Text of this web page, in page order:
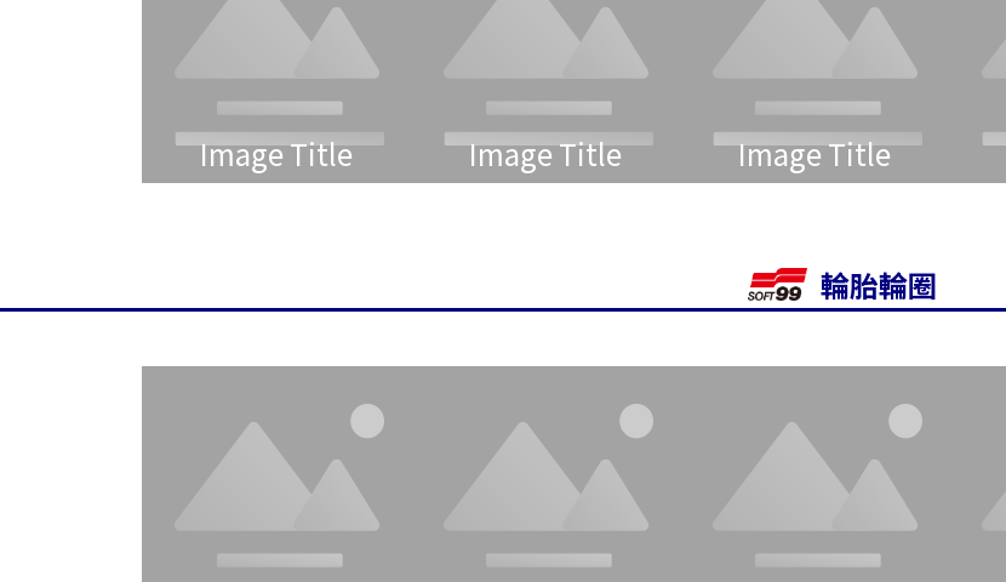
Image Title Image Title Image Title
輪胎輪圈